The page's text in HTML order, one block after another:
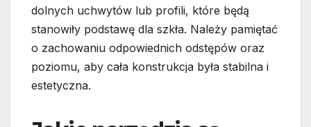
dolnych uchwytów lub profili, które będą
stanowiły podstawę dla szkła. Należy pamiętać
o zachowaniu odpowiednich odstępów oraz
poziomu, aby cała konstrukcja była stabilna i
estetyczna.